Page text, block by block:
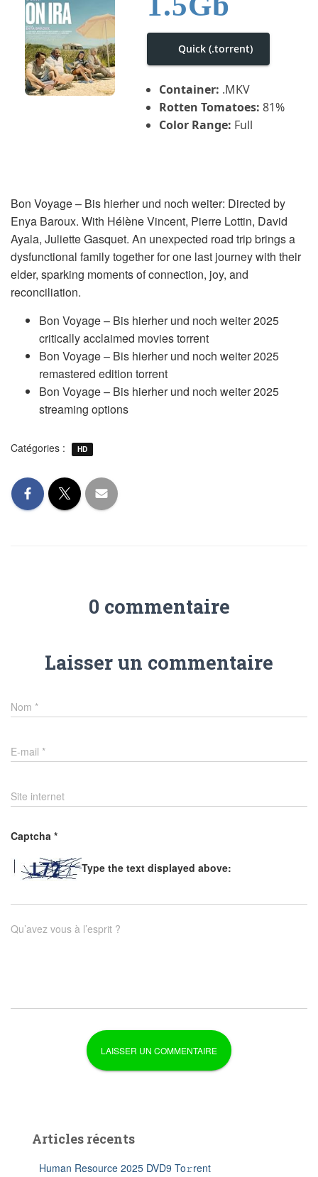
Quick (.torrent)
Container: .MKV
Rotten Tomatoes: 81%
Color Range: Full
Bon Voyage – Bis hierher und noch weiter: Directed by
Enya Baroux. With Hélène Vincent, Pierre Lottin, David
Ayala, Juliette Gasquet. An unexpected road trip brings a
dysfunctional family together for one last journey with their
elder, sparking moments of connection, joy, and
reconciliation.
Bon Voyage – Bis hierher und noch weiter 2025
critically acclaimed movies torrent
Bon Voyage – Bis hierher und noch weiter 2025
remastered edition torrent
Bon Voyage – Bis hierher und noch weiter 2025
streaming options
Catégories : HD
0 commentaire
Laisser un commentaire
Nom *
E-mail *
Site internet
Captcha *
Type the text displayed above:
Qu’avez vous à l’esprit ?
Articles récents
Human Resource 2025 DVD9 To𝚛rent